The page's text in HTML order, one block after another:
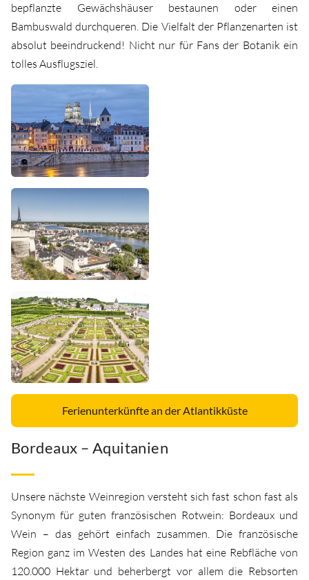
bepflanzte Gewächshäuser bestaunen oder einen
Bambuswald durchqueren. Die Vielfalt der Pflanzenarten ist
absolut beeindruckend! Nicht nur für Fans der Botanik ein
tolles Ausflugsziel.
Ferienunterkünfte an der Atlantikküste
Bordeaux – Aquitanien
Unsere nächste Weinregion versteht sich fast schon fast als
Synonym für guten französischen Rotwein: Bordeaux und
Wein – das gehört einfach zusammen. Die französische
Region ganz im Westen des Landes hat eine Rebfläche von
120.000 Hektar und beherbergt vor allem die Rebsorten